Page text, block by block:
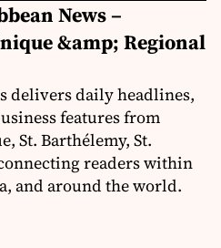
News –
&amp; Regional
delivers daily headlines,
features from
St. Barthélemy, St.
readers within
and around the world.